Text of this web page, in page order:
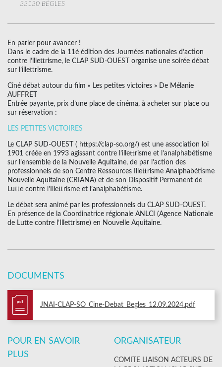
33130 BÈGLES
En parler pour avancer !
Dans le cadre de la 11è édition des Journées nationales d’action
contre l’illettrisme, le CLAP SUD-OUEST organise une soirée débat
sur l’illettrisme.
Ciné débat autour du film « Les petites victoires » De Mélanie
AUFFRET
Entrée payante, prix d’une place de cinéma, à acheter sur place ou
sur réservation :
LES PETITES VICTOIRES
Le CLAP SUD-OUEST ( https://clap-so.org/) est une association loi
1901 créée en 1993 agissant contre l’illettrisme et l’analphabétisme
sur l’ensemble de la Nouvelle Aquitaine, de par l’action des
professionnels de son Centre Ressources Illettrisme Analphabétisme
Nouvelle Aquitaine (CRIANA) et de son Dispositif Permanent de
Lutte contre l’Illettrisme et l’analphabétisme.
Le débat sera animé par les professionnels du CLAP SUD-OUEST.
En présence de la Coordinatrice régionale ANLCI (Agence Nationale
de Lutte contre l’Illettrisme) en Nouvelle Aquitaine.
DOCUMENTS
pdf JNAI-CLAP-SO_Cine-Debat_Begles_12.09.2024.pdf
POUR EN SAVOIR
PLUS
ORGANISATEUR
COMITE LIAISON ACTEURS DE